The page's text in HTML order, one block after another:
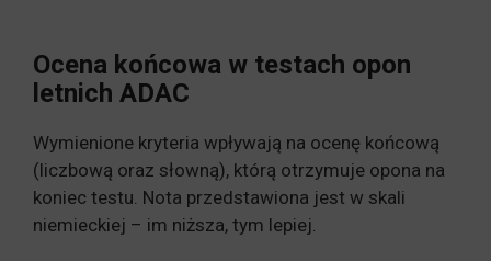
Ocena końcowa w testach opon
letnich ADAC
Wymienione kryteria wpływają na ocenę końcową
(liczbową oraz słowną), którą otrzymuje opona na
koniec testu. Nota przedstawiona jest w skali
niemieckiej – im niższa, tym lepiej.